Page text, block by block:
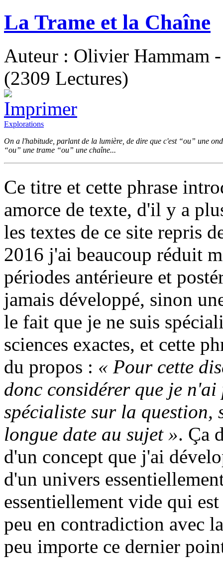
La Trame et la Chaîne
Auteur : Olivier Hammam
(2309 Lectures)
Explorations
On a l'habitude, parlant de la lumière, de dire que c'est “ou” une
“ou” une trame “ou” une chaîne...
Ce titre et cette phrase
amorce de texte, d'il y a
les textes de ce site repris
2016 j'ai beaucoup réduit
périodes antérieure et
jamais développé, sinon
le fait que je ne suis
sciences exactes, et cette
du propos : « Pour cette
donc considérer que je n'ai
spécialiste sur la question,
longue date au sujet ». Ça
d'un concept que j'ai
d'un univers
essentiellement vide qui
peu en contradiction avec
peu importe ce dernier